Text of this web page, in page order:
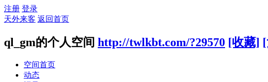
注册 登录
天外来客 返回首页
ql_gm的个人空间 http://twlkbt.com/?29570 [收藏]
空间首页
动态